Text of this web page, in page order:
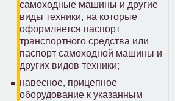
самоходные машины и другие
виды техники, на которые
оформляется паспорт
транспортного средства или
паспорт самоходной машины и
других видов техники;
навесное, прицепное
оборудование к указанным